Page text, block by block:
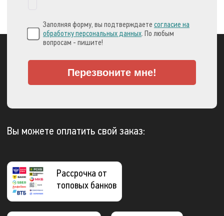
Заполняя форму, вы подтверждаете согласие на
обработку персональных данных. По любым
вопросам - пишите!
Перезвоните мне!
Вы можете оплатить свой заказ:
Рассрочка от
топовых банков